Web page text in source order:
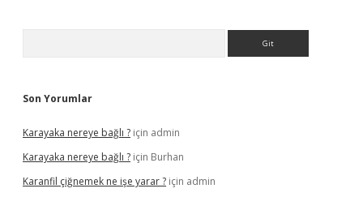
Son Yorumlar
Karayaka nereye bağlı ? için admin
Karayaka nereye bağlı ? için Burhan
Karanfil çiğnemek ne işe yarar ? için admin